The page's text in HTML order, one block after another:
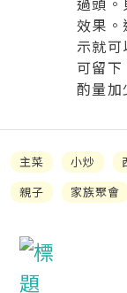
過頭
效果
示就可
可留
酌量加
主菜 小炒
親子
家族聚會